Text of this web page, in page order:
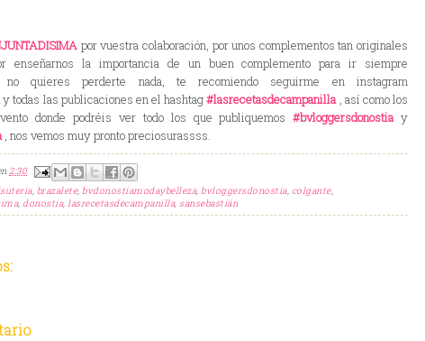
por vuestra colaboración, por unos complementos tan originales
la importancia de un buen complemento para ir siempre
quieres perderte nada, te recomiendo seguirme en instagram
y todas las publicaciones en el hashtag#lasrecetasdecampanilla, así como los
donde podréis ver todo los que publiquemos#bvloggersdonostiay
, nos vemos muy pronto preciosurassss.
2:30
, brazalete, bvdonostiamodaybelleza, bvloggersdonostia, colgante,
, donostia, lasrecetasdecampanilla, sansebastián